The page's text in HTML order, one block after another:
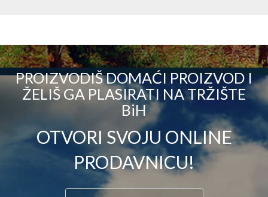
PROIZVODIŠ DOMAĆI PROIZVOD I
ŽELIŠ GA PLASIRATI NA TRŽIŠTE
BiH
OTVORI SVOJU ONLINE
PRODAVNICU!